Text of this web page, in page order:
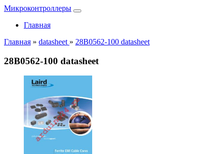
Микроконтроллеры
Главная
Главная » datasheet » 28B0562-100 datasheet
28B0562-100 datasheet